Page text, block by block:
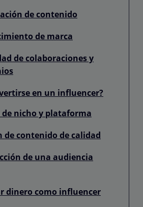
de contenido
de marca
de colaboraciones y
en un influencer?
de nicho y plataforma
de contenido de calidad
de una audiencia
dinero como influencer